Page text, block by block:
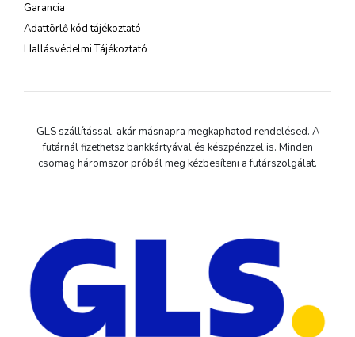
Garancia
Adattörlő kód tájékoztató
Hallásvédelmi Tájékoztató
GLS szállítással, akár másnapra megkaphatod rendelésed. A
futárnál fizethetsz bankkártyával és készpénzzel is. Minden
csomag háromszor próbál meg kézbesíteni a futárszolgálat.